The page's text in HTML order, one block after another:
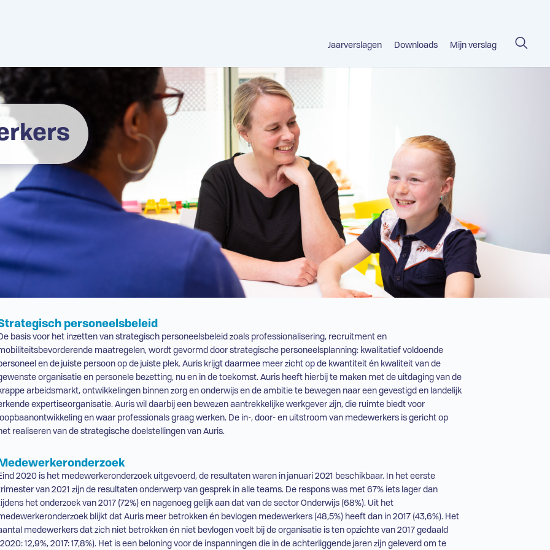
Jaarverslagen Downloads Mijn verslag
personeelsbeleid
basis voor het inzetten van strategisch personeelsbeleid zoals professionalisering, recruitment en
maatregelen, wordt gevormd door strategische personeelsplanning: kwalitatief voldoende
en de juiste persoon op de juiste plek. Auris krijgt daarmee meer zicht op de kwantiteit én kwaliteit van de
organisatie en personele bezetting, nu en in de toekomst. Auris heeft hierbij te maken met de uitdaging van de
arbeidsmarkt, ontwikkelingen binnen zorg en onderwijs en de ambitie te bewegen naar een gevestigd en landelijk
expertiseorganisatie. Auris wil daarbij een bewezen aantrekkelijke werkgever zijn, die ruimte biedt voor
loopbaanontwikkeling en waar professionals graag werken. De in-, door- en uitstroom van medewerkers is gericht op
realiseren van de strategische doelstellingen van Auris.
Medewerkeronderzoek
2020 is het medewerkeronderzoek uitgevoerd, de resultaten waren in januari 2021 beschikbaar. In het eerste
van 2021 zijn de resultaten onderwerp van gesprek in alle teams. De respons was met 67% iets lager dan
het onderzoek van 2017 (72%) en nagenoeg gelijk aan dat van de sector Onderwijs (68%). Uit het
blijkt dat Auris meer betrokken én bevlogen medewerkers (48,5%) heeft dan in 2017 (43,6%). Het
medewerkers dat zich niet betrokken én niet bevlogen voelt bij de organisatie is ten opzichte van 2017 gedaald
12,9%, 2017: 17,8%). Het is een beloning voor de inspanningen die in de achterliggende jaren zijn geleverd om te